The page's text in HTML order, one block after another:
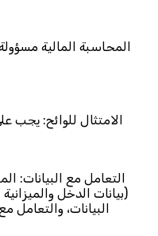
المحاسبة المالية
الامتثال للوائح: يجب
التعامل مع البيانات:
(بيانات الدخل
البيانات، والتعامل